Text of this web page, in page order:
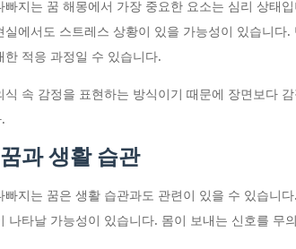
빠지는 꿈 해몽에서 가장 중요한 요소는 심리 상태
실에서도 스트레스 상황이 있을 가능성이 있습니다
한 적응 과정일 수 있습니다.
식 속 감정을 표현하는 방식이기 때문에 장면보다
과 생활 습관
빠지는 꿈은 생활 습관과도 관련이 있을 수 있습니
나타날 가능성이 있습니다. 몸이 보내는 신호를 무